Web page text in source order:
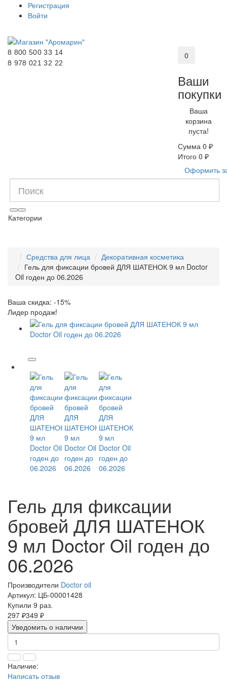
Регистрация
Войти
8 800 500 33 14
8 978 021 32 22
0
Ваши
покупки
Ваша
корзина
пуста!
Сумма 0 ₽
Итого 0 ₽
Оформить
Категории
Средства для лица
Декоративная косметика
Гель для фиксации бровей ДЛЯ ШАТЕНОК 9 мл Doctor
Oil годен до 06.2026
Ваша скидка: -15%
Лидер продаж!
Гель для фиксации
бровей ДЛЯ ШАТЕНОК
9 мл Doctor Oil годен до
06.2026
Производители Doctor oil
Артикул: ЦБ-00001428
Купили 9 раз.
297 ₽349 ₽
Уведомить о наличии
Наличие:
Написать отзыв